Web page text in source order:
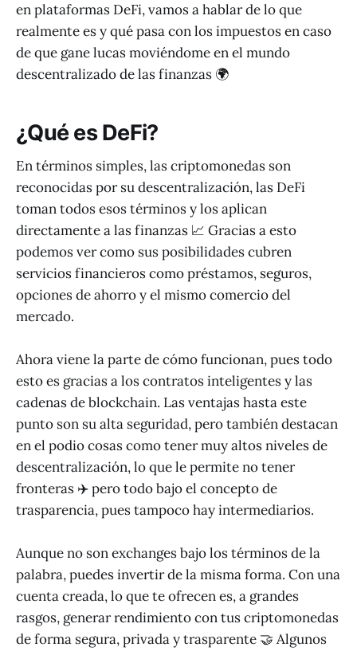
en plataformas DeFi, vamos a hablar de lo que
realmente es y qué pasa con los impuestos en caso
de que gane lucas moviéndome en el mundo
descentralizado de las finanzas 🌍
¿Qué es DeFi?
En términos simples, las criptomonedas son
reconocidas por su descentralización, las DeFi
toman todos esos términos y los aplican
directamente a las finanzas 📈 Gracias a esto
podemos ver como sus posibilidades cubren
servicios financieros como préstamos, seguros,
opciones de ahorro y el mismo comercio del
mercado.
Ahora viene la parte de cómo funcionan, pues todo
esto es gracias a los contratos inteligentes y las
cadenas de blockchain. Las ventajas hasta este
punto son su alta seguridad, pero también destacan
en el podio cosas como tener muy altos niveles de
descentralización, lo que le permite no tener
fronteras ✈️ pero todo bajo el concepto de
trasparencia, pues tampoco hay intermediarios.
Aunque no son exchanges bajo los términos de la
palabra, puedes invertir de la misma forma. Con una
cuenta creada, lo que te ofrecen es, a grandes
rasgos, generar rendimiento con tus criptomonedas
de forma segura, privada y trasparente 🤝 Algunos